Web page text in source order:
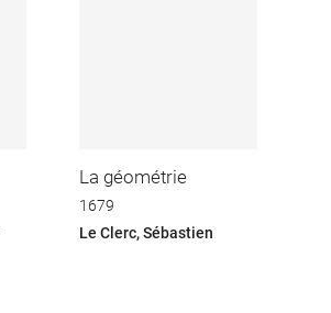
La géométrie
1679
Le Clerc, Sébastien